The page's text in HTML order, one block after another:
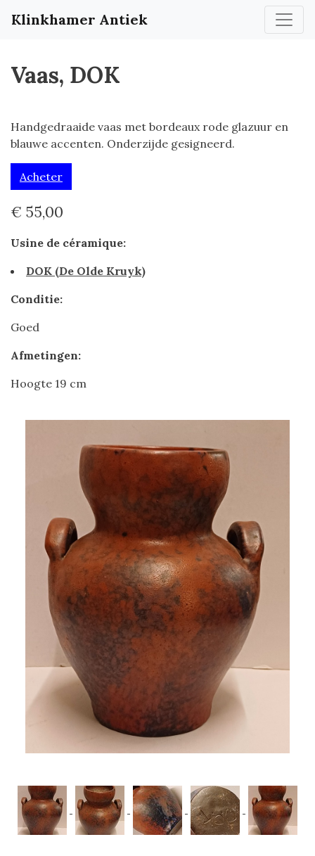
Klinkhamer Antiek
Vaas, DOK
Handgedraaide vaas met bordeaux rode glazuur en
blauwe accenten. Onderzijde gesigneerd.
Acheter
€ 55,00
Usine de céramique:
DOK (De Olde Kruyk)
Conditie:
Goed
Afmetingen:
Hoogte 19 cm